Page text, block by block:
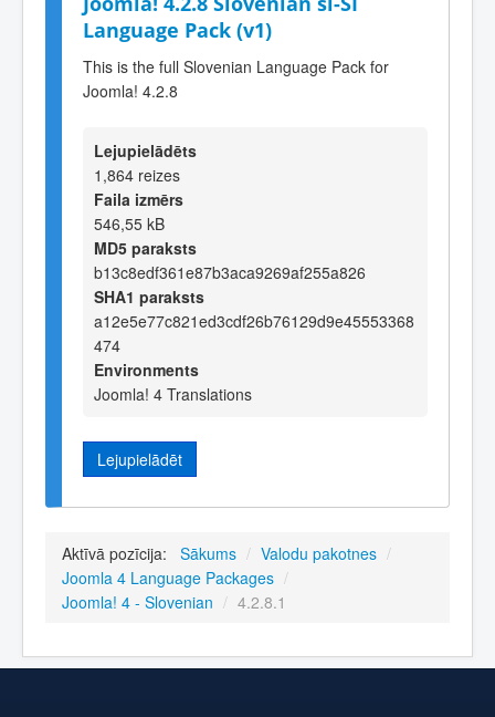
Language Pack (v1)
This is the full Slovenian Language Pack for
Joomla! 4.2.8
Lejupielādēts
1,864 reizes
Faila izmērs
546,55 kB
MD5 paraksts
b13c8edf361e87b3aca9269af255a826
SHA1 paraksts
a12e5e77c821ed3cdf26b76129d9e45553368
474
Environments
Joomla! 4 Translations
Lejupielādēt
Aktīvā pozīcija: Sākums / Valodu pakotnes /
Joomla 4 Language Packages /
Joomla! 4 - Slovenian / 4.2.8.1